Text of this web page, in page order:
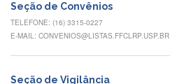
Reuniões
Conheça
Seção de Convênios
TELEFONE: (16) 3315-0227
E-MAIL: CONVENIOS@LISTAS.FFCLRP.USP.BR
Seção de Vigilância